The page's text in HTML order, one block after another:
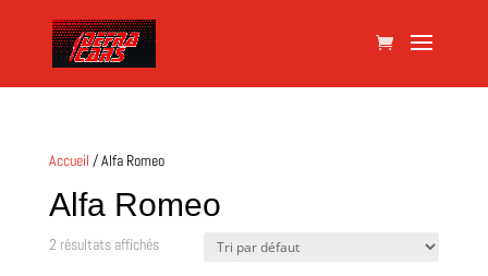
Accueil / Alfa Romeo
Alfa Romeo
2 résultats affichés